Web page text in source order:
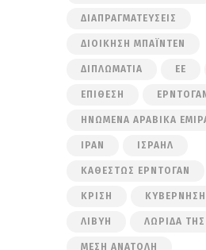
ΔΙΑΠΡΑΓΜΑΤΕΎΣΕΙΣ
ΔΙΟΊΚΗΣΗ ΜΠΆΙΝΤΕΝ
ΔΙΠΛΩΜΑΤΊΑ ΕΕ
ΕΠΊΘΕΣΗ ΕΡΝΤΟΓΆΝ
ΗΝΩΜΈΝΑ ΑΡΑΒΙΚΆ
ΙΡΆΝ ΙΣΡΑΉΛ
ΚΑΘΕΣΤΏΣ ΕΡΝΤΟΓΆΝ
ΚΡΊΣΗ
ΛΙΒΎΗ ΛΩΡΊΔΑ ΤΗΣ
ΜΈΣΗ ΑΝΑΤΟΛΉ